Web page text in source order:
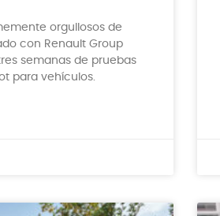
orgullosos de
con Renault Group
semanas de pruebas
para vehículos.